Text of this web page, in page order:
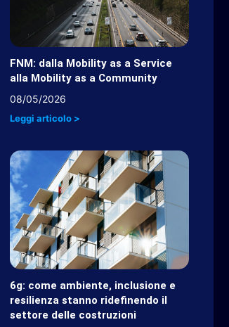
FNM: dalla Mobility as a Service
alla Mobility as a Community
08/05/2026
Leggi articolo >
6g: come ambiente, inclusione e
resilienza stanno ridefinendo il
settore delle costruzioni